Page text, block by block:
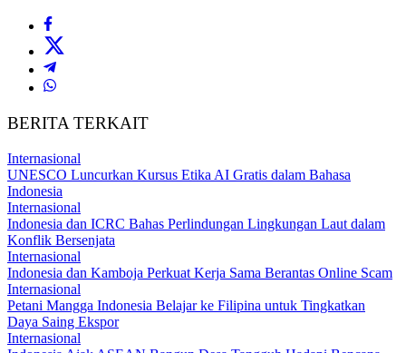
BERITA TERKAIT
Internasional
UNESCO Luncurkan Kursus Etika AI Gratis dalam Bahasa
Indonesia
Internasional
Indonesia dan ICRC Bahas Perlindungan Lingkungan Laut dalam
Konflik Bersenjata
Internasional
Indonesia dan Kamboja Perkuat Kerja Sama Berantas Online Scam
Internasional
Petani Mangga Indonesia Belajar ke Filipina untuk Tingkatkan
Daya Saing Ekspor
Internasional